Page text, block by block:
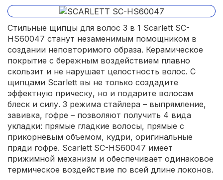
Стильные щипцы для волос 3 в 1 Scarlett SC-
HS60047 станут незаменимым помощником в
создании неповторимого образа. Керамическое
покрытие с бережным воздействием плавно
скользит и не нарушает целостность волос. С
щипцами Scarlett вы не только создадите
эффектную прическу, но и подарите волосам
блеск и силу. 3 режима стайлера – выпрямление,
завивка, гофре – позволяют получить 4 вида
укладки: прямые гладкие волосы, прямые с
прикорневым объемом, кудри, оригинальные
пряди гофре. Scarlett SC-HS60047 имеет
прижимной механизм и обеспечивает одинаковое
термическое воздействие по всей длине локонов.